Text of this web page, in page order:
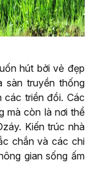
hút bởi vẻ đẹp
sàn truyền thống
các triền đồi. Các
mà còn là nơi thể
Kiến trúc nhà
chắn và các chi
gian sống ấm